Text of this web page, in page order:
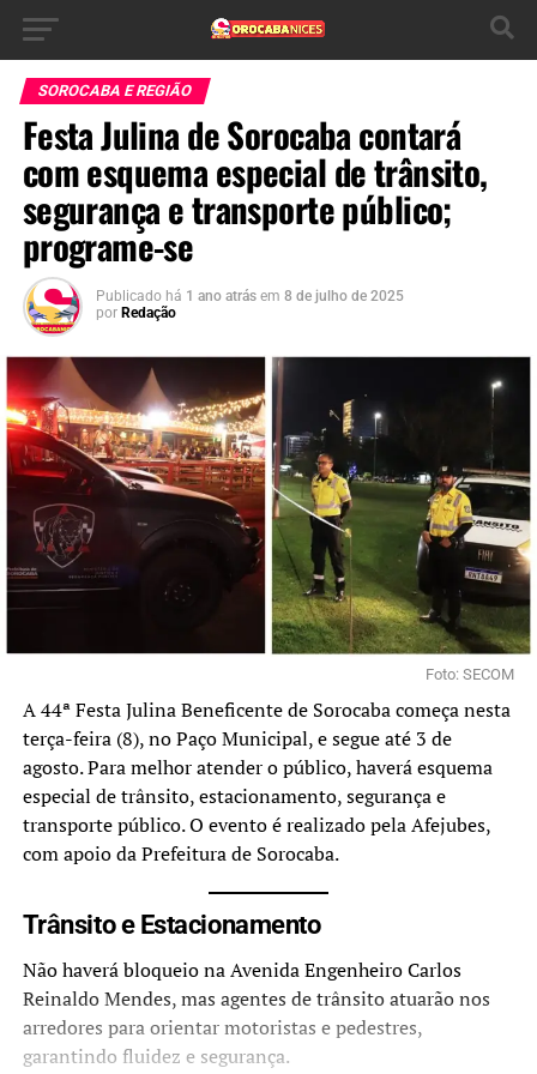
SOROCABA E REGIÃO
Festa Julina de Sorocaba contará
com esquema especial de trânsito,
segurança e transporte público;
programe-se
Publicado há 1 ano atrás em 8 de julho de 2025
por Redação
Foto: SECOM
A 44ª Festa Julina Beneficente de Sorocaba começa nesta
terça-feira (8), no Paço Municipal, e segue até 3 de
agosto. Para melhor atender o público, haverá esquema
especial de trânsito, estacionamento, segurança e
transporte público. O evento é realizado pela Afejubes,
com apoio da Prefeitura de Sorocaba.
Trânsito e Estacionamento
Não haverá bloqueio na Avenida Engenheiro Carlos
Reinaldo Mendes, mas agentes de trânsito atuarão nos
arredores para orientar motoristas e pedestres,
garantindo fluidez e segurança.